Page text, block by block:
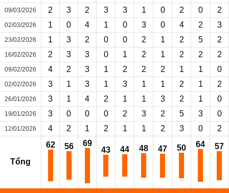
09/03/2026 2 3 2 3 3 1 0 2 0 2
02/03/2026 1 0 4 1 0 3 0 4 2 3
23/02/2026 1 3 2 0 0 2 1 2 5 2
16/02/2026 2 3 3 0 1 2 1 2 2 2
09/02/2026 4 2 3 1 2 2 2 1 1 0
02/02/2026 3 1 3 1 3 1 1 2 1 2
26/01/2026 3 1 4 2 1 1 3 2 1 0
19/01/2026 3 0 0 0 2 3 2 5 3 0
12/01/2026 4 2 1 2 1 1 2 3 0 2
Tổng
62 56 69
43 44 48 47 50 64 57